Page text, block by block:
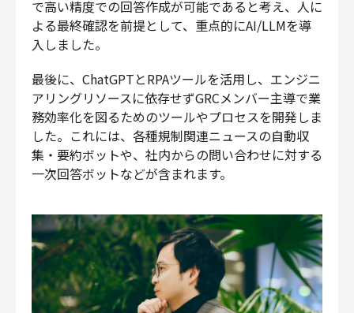
で高い精度での回答作成が可能であると考え、人に
よる最終確認を前提として、重点的にAI/LLMを導
入しました。
最後に、ChatGPTとRPAツールを活用し、エンジニ
アリングリソースに依存せずGRCメンバー主導で業
務効率化を図るためのツールやプロセスを開発しま
した。これには、各種規制関連ニュースの自動収
集・要約ボットや、社内からの問い合わせに対する
一次回答ボットなどが含まれます。